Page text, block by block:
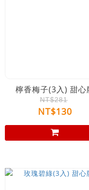
檸香梅子(3入) 甜心
NT$281
NT$130